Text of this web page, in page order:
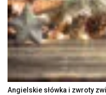
Angielskie słówka i zwroty